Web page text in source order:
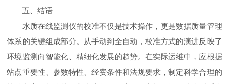
五、结语
水质在线监测仪的校准不仅是技术操作，更是数据质量管理
体系的关键组成部分。从手动到全自动，校准方式的演进反映了
环境监测向智能化、精细化发展的趋势。在实际运维中，应根据
站点重要性、参数特性、经费条件和法规要求，制定科学合理的